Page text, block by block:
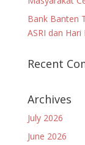
Bank Banten
ASRI dan
Recent
Archives
July 2026
June 2026